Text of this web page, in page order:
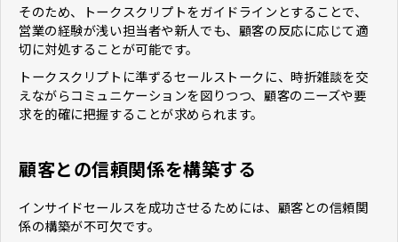
そのため、トークスクリプトをガイドラインとすることで、
営業の経験が浅い担当者や新人でも、顧客の反応に応じて適
切に対処することが可能です。
トークスクリプトに準ずるセールストークに、時折雑談を交
えながらコミュニケーションを図りつつ、顧客のニーズや要
求を的確に把握することが求められます。
顧客との信頼関係を構築する
インサイドセールスを成功させるためには、顧客との信頼関
係の構築が不可欠です。